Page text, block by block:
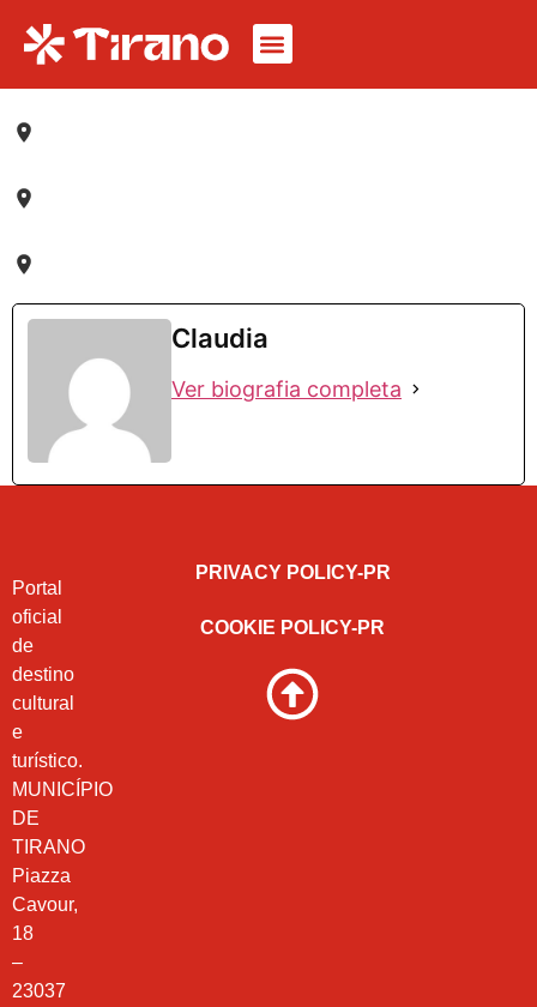
Claudia
Ver biografia completa
Portal
oficial
de
destino
cultural
e
turístico.
MUNICÍPIO
DE
TIRANO
Piazza
Cavour,
18
–
23037
PRIVACY POLICY-PR
COOKIE POLICY-PR